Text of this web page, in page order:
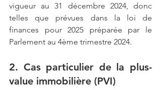
vigueur au 31 décembre 2024, donc
telles que prévues dans la loi de
finances pour 2025 préparée par le
Parlement au 4ème trimestre 2024.
2. Cas particulier de la plus-
value immobilière (PVI)